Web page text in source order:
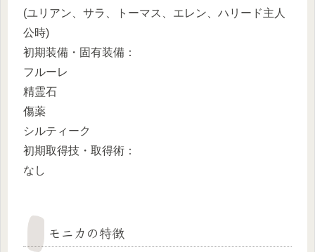
(ユリアン、サラ、トーマス、エレン、ハリード主人
公時)
初期装備・固有装備：
フルーレ
精霊石
傷薬
シルティーク
初期取得技・取得術：
なし
モニカの特徴